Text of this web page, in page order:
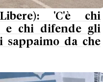
'C'è chi
e chi difende gli
sappaimo da che